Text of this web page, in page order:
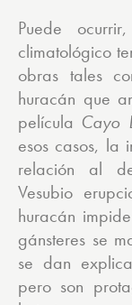
Puede
climatológico
obras tales
huracán que
película Cayo
esos casos, la
relación al
Vesubio
huracán
gánsteres se
se dan
pero son